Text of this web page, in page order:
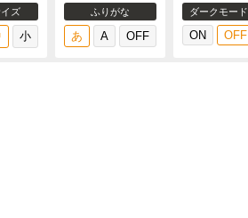
ズ ふりがな ダークモード